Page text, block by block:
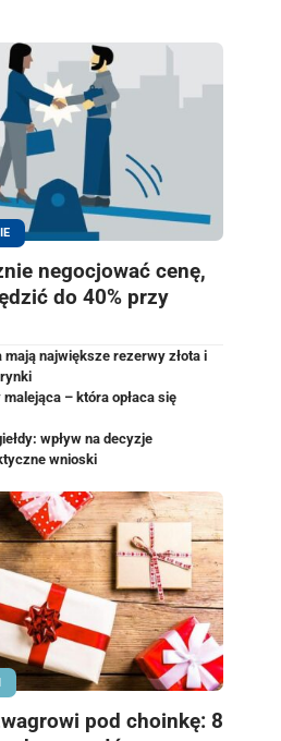
negocjować cenę,
do 40% przy
mają największe rezerwy złota i
malejąca – która opłaca się
wpływ na decyzje
wnioski
pod choinkę: 8